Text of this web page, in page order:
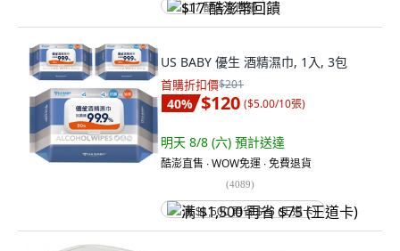
$17 酷澎幣回饋
US BABY 優生 酒精濕巾, 1入, 3包
首購折扣價$201
40% $120 ($5.00/10張)
明天 8/8 (六) 預計送達
酷澎直售 ∙ WOW免運 ∙ 免費退貨
(4089)
满 $1,500 再省 $75 (王道卡)